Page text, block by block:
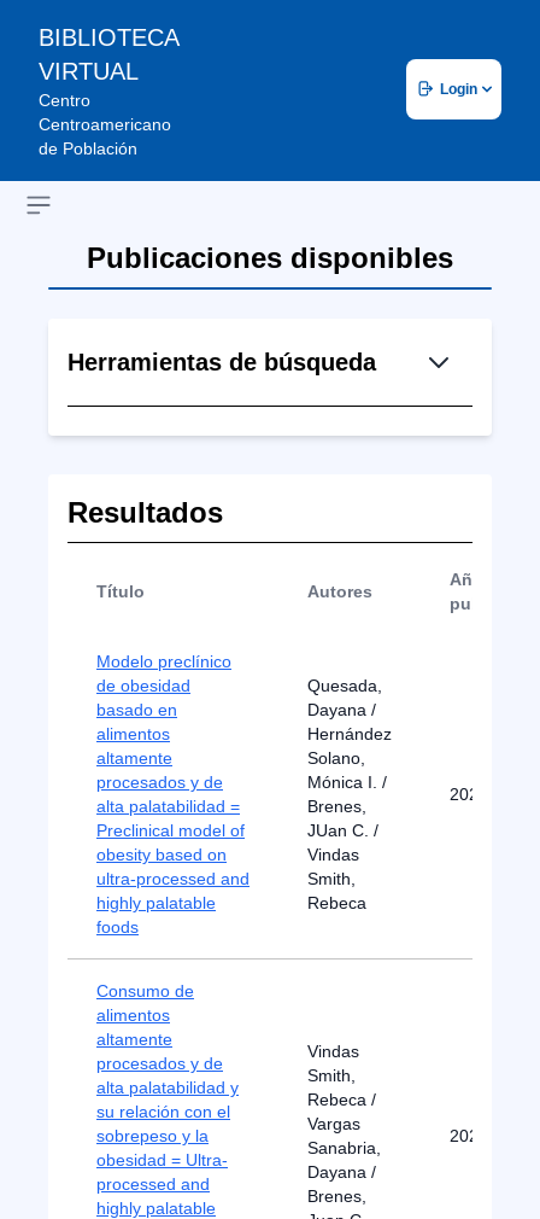
BIBLIOTECA
VIRTUAL
Centro
Centroamericano
de Población
Login
Open sidebar
Publicaciones disponibles
Herramientas de búsqueda
Resultados
Título Autores
Año de
Modelo preclínico
de obesidad
basado en
alimentos
altamente
procesados y de
alta palatabilidad =
Preclinical model of
obesity based on
ultra-processed and
highly palatable
foods
Quesada,
Dayana /
Hernández
Solano,
Mónica I. /
Brenes,
JUan C. /
Vindas
Smith,
Rebeca
2022
Consumo de
alimentos
altamente
procesados y de
alta palatabilidad y
su relación con el
sobrepeso y la
obesidad = Ultra-
processed and
highly palatable
Vindas
Smith,
Rebeca /
Vargas
Sanabria,
Dayana /
Brenes,
2022